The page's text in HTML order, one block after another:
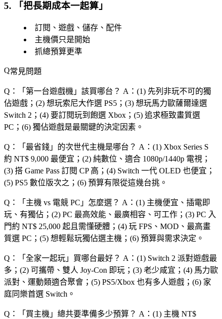
5. 「把長期成本一起算 」
訂閱、遊戲、儲存、配件
主機價只是開始
抓總預算更準
常見問題
Q：「 第一台遊戲機 」該買哪台？ A：(1) 先列非玩不可的獨
佔遊戲；(2) 想玩索尼大作選 PS5；(3) 想玩馬力歐薩爾達選
Switch 2；(4) 要訂閱玩到飽選 Xbox；(5) 追求極致畫質選
PC；(6) 獨佔遊戲是最關鍵的決定因素。
Q：「 最省錢 」的次世代主機是哪台？ A：(1) Xbox Series S
約 NT$ 9,000 最便宜；(2) 純數位、適合 1080p/1440p 電視；
(3) 搭 Game Pass 訂閱 CP 高；(4) Switch 一代 OLED 也便宜；
(5) PS5 數位版次之；(6) 預算有限從這幾台挑。
Q：「 主機 vs 電競 PC 」怎麼選？ A：(1) 主機便宜、插電即
玩、有獨佔；(2) PC 最高效能、最廣相容、可工作；(3) PC 入
門約 NT$ 25,000 起且需懂硬體；(4) 玩 FPS、MOD、最高畫
質選 PC；(5) 想輕鬆玩獨佔選主機；(6) 預算與需求決定。
Q：「 全家一起玩 」買哪台最好？ A：(1) Switch 2 派對遊戲最
多；(2) 可攜帶、雙人 Joy-Con 即玩；(3) 老少咸宜；(4) 馬力歐
派對、運動類適合聚會；(5) PS5/Xbox 也有多人遊戲；(6) 家
庭同樂首選 Switch。
Q：「 買主機 」總共要準備多少預算？ A：(1) 主機 NT$